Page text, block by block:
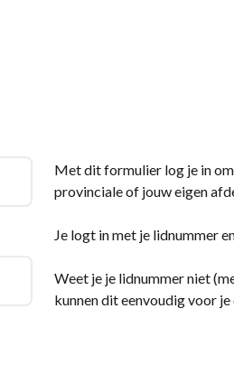
Met dit formulier log je in
provinciale of jouw eigen
Je logt in met je lidnummer
Weet je je lidnummer niet
kunnen dit eenvoudig voor